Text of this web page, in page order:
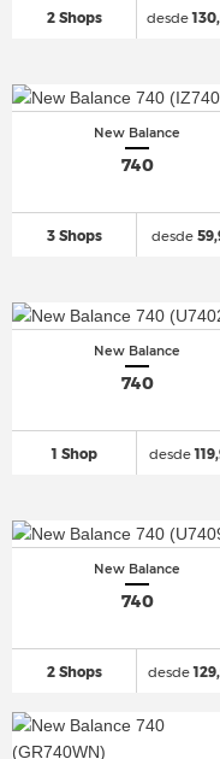
2 Shops desde
New Balance
740
3 Shops desde
New Balance
740
1 Shop desde
New Balance
740
2 Shops desde